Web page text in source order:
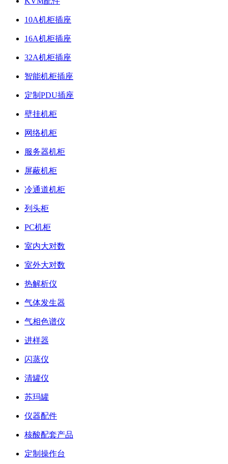
10A机柜插座
16A机柜插座
32A机柜插座
智能机柜插座
定制PDU插座
壁挂机柜
网络机柜
服务器机柜
屏蔽机柜
冷通道机柜
列头柜
PC机柜
室内大对数
室外大对数
热解析仪
气体发生器
气相色谱仪
进样器
闪蒸仪
清罐仪
苏玛罐
仪器配件
核酸配套产品
定制操作台